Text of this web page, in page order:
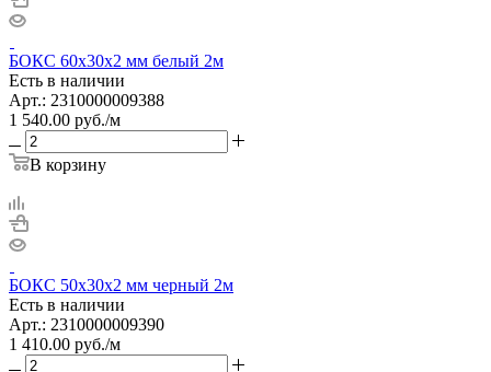
БОКС 60х30х2 мм белый 2м
Есть в наличии
Арт.: 2310000009388
1 540.00 руб./м
В корзину
БОКС 50х30х2 мм черный 2м
Есть в наличии
Арт.: 2310000009390
1 410.00 руб./м